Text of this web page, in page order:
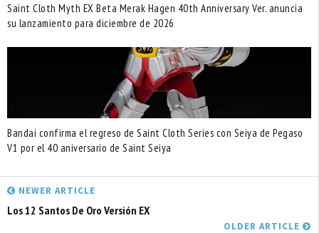
Saint Cloth Myth EX Beta Merak Hagen 40th Anniversary Ver. anuncia
su lanzamiento para diciembre de 2026
Bandai confirma el regreso de Saint Cloth Series con Seiya de Pegaso
V1 por el 40 aniversario de Saint Seiya
NEWER ARTICLE
Los 12 Santos De Oro Versión EX
OLDER ARTICLE